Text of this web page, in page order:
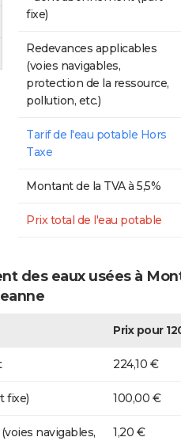
fixe)
Redevances applicables
(voies navigables,
protection de la ressource,
pollution, etc.)
Tarif de l'eau potable Hors
Taxe
Montant de la TVA à 5,5%
Prix total de l'eau potable
des eaux usées à
Prix pour
224,10 €
fixe) 100,00 €
navigables,
1,20 €